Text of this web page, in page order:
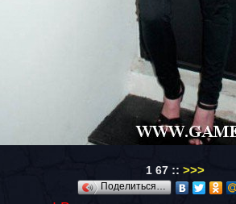
1 67 :: >>>
Поделиться…